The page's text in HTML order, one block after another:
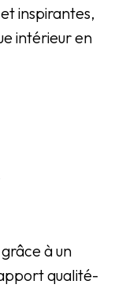
inspirantes,
intérieur en
grâce à un
qualité-